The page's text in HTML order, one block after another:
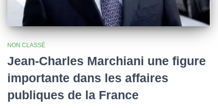
NON CLASSÉ
Jean-Charles Marchiani une figure
importante dans les affaires
publiques de la France